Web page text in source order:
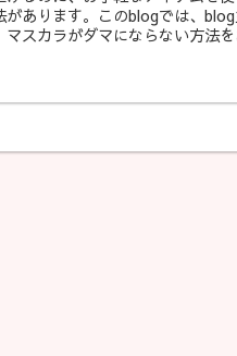
があります。このblogでは、
マスカラがダマにならない方法を